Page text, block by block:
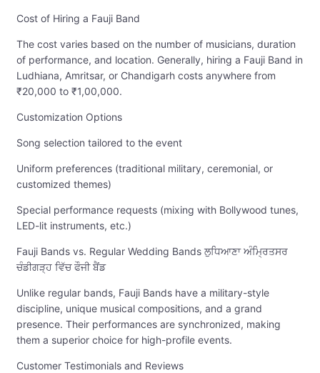
Cost of Hiring a Fauji Band
The cost varies based on the number of musicians, duration
of performance, and location. Generally, hiring a Fauji Band in
Ludhiana, Amritsar, or Chandigarh costs anywhere from
₹20,000 to ₹1,00,000.
Customization Options
Song selection tailored to the event
Uniform preferences (traditional military, ceremonial, or
customized themes)
Special performance requests (mixing with Bollywood tunes,
LED-lit instruments, etc.)
Fauji Bands vs. Regular Wedding Bands ਲੁਧਿਆਣਾ ਅੰਮ੍ਰਿਤਸਰ
ਚੰਡੀਗੜ੍ਹ ਵਿੱਚ ਫੌਜੀ ਬੈਂਡ
Unlike regular bands, Fauji Bands have a military-style
discipline, unique musical compositions, and a grand
presence. Their performances are synchronized, making
them a superior choice for high-profile events.
Customer Testimonials and Reviews